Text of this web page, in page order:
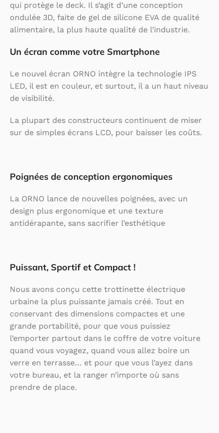
qui protège le deck. Il s’agit d’une conception
ondulée 3D, faite de gel de silicone EVA de qualité
alimentaire, la plus haute qualité de l’industrie.
Un écran comme votre Smartphone
Le nouvel écran ORNO intègre la technologie IPS
LED, il est en couleur, et surtout, il a un haut niveau
de visibilité.
La plupart des constructeurs continuent de miser
sur de simples écrans LCD, pour baisser les coûts.
Poignées de conception ergonomiques
La ORNO lance de nouvelles poignées, avec un
design plus ergonomique et une texture
antidérapante, sans sacrifier l’esthétique
Puissant, Sportif et Compact !
Nous avons conçu cette trottinette électrique
urbaine la plus puissante jamais créé. Tout en
conservant des dimensions compactes et une
grande portabilité, pour que vous puissiez
l’emporter partout dans le coffre de votre voiture
quand vous voyagez, quand vous allez boire un
verre en terrasse… et pour que vous l’ayez dans
votre bureau, et la ranger n’importe où sans
prendre de place.